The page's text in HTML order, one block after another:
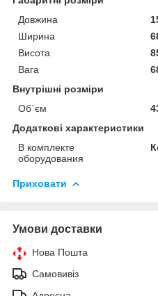
Довжина
Ширина
Висота
Вага
Внутрішні розміри
Об`єм
Додаткові характеристики
В комплекте
оборудования
Приховати
Умови доставки
Нова Пошта
Самовивіз